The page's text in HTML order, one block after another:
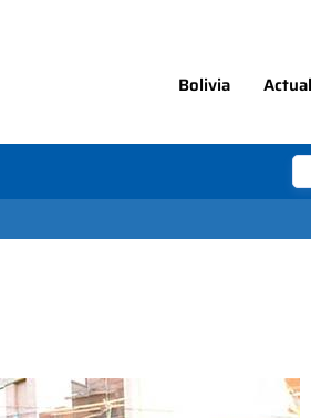
Bolivia